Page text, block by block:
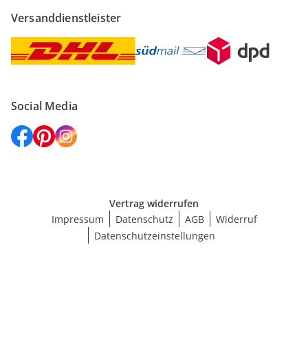
Versanddienstleister
Social Media
Vertrag widerrufen
Impressum
Datenschutz AGB
Widerruf
Datenschutzeinstellungen